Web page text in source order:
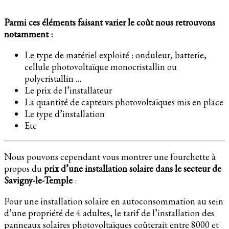
Parmi ces éléments faisant varier le coût nous retrouvons
notamment :
Le type de matériel exploité : onduleur, batterie,
cellule photovoltaïque monocristallin ou
polycristallin …
Le prix de l’installateur
La quantité de capteurs photovoltaïques mis en place
Le type d’installation
Etc
Nous pouvons cependant vous montrer une fourchette à
propos duprix d’une installation solaire dans le secteur de
Savigny-le-Temple :
Pour une installation solaire en autoconsommation au sein
d’une propriété de 4 adultes, le tarif de l’installation des
panneaux solaires photovoltaïques coûterait entre 8000 et